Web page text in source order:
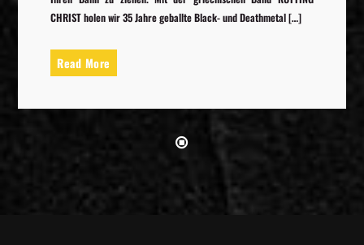
CHRIST holen wir 35 Jahre geballte Black- und Deathmetal […]
Read More